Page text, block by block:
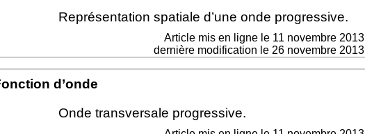
Représentation spatiale d’une onde progressive.
Article mis en ligne le 11 novembre 2013
dernière modification le 26 novembre 2013
d’onde
Onde transversale progressive.